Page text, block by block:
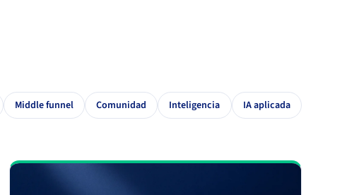
Middle funnel Comunidad Inteligencia IA aplicada